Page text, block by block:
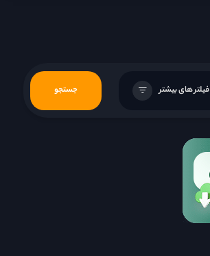
فیلتر های بیشتر جستجو